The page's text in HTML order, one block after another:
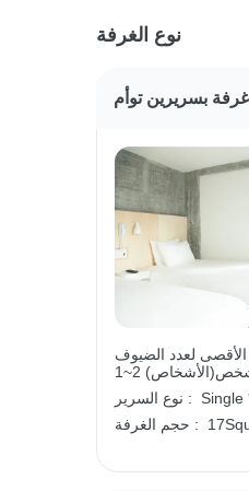
نوع الغرفة
غرفة بسريرين توأم
الشخص(الأشخاص)
نوع السرير :
Single
حجم الغرفة :